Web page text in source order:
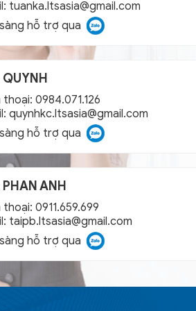
tuanka.ltsasia@gmail.com
hỗ trợ qua
QUYNH
0984.071.126
quynhkc.ltsasia@gmail.com
hỗ trợ qua
PHAN ANH
0911.659.699
taipb.ltsasia@gmail.com
hỗ trợ qua